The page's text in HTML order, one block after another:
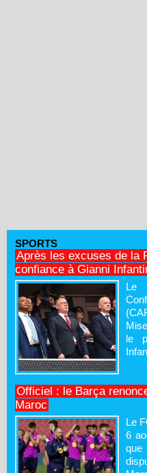
SPORTS
Après les excuses de la
confiance à Gianni
Le
le
Officiel : le Barça
Maroc
Le
6